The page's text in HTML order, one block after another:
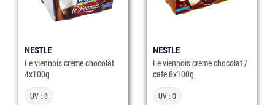
NESTLE
Le viennois creme chocolat
4x100g
UV : 3
NESTLE
Le viennois creme chocolat /
cafe 8x100g
UV : 3